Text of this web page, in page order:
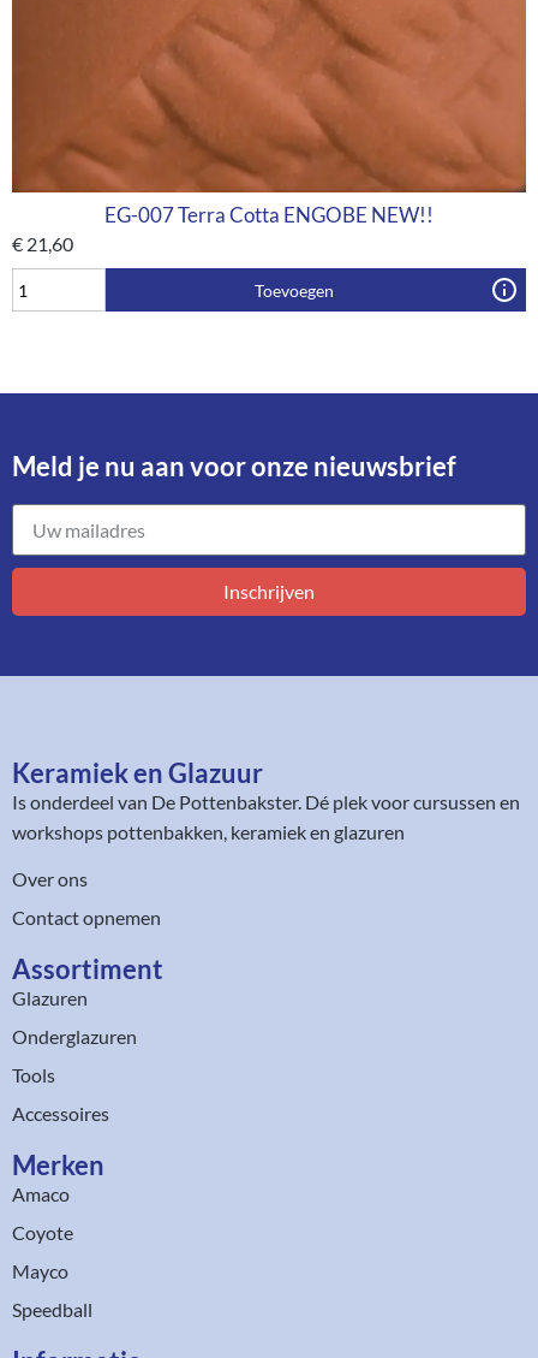
EG-007 Terra Cotta ENGOBE NEW!!
€ 21,60
Toevoegen
Meld je nu aan voor onze nieuwsbrief​
Inschrijven
Keramiek en Glazuur​
Is onderdeel van De Pottenbakster. Dé plek voor cursussen en
workshops pottenbakken, keramiek en glazuren
Over ons
Contact opnemen
Assortiment​
Glazuren
Onderglazuren
Tools
Accessoires
Merken
Amaco
Coyote
Mayco
Speedball